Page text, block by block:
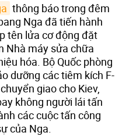
thông báo trong đêm
Nga đã tiến hành
tên lửa cơ động đặt
Nhà máy sửa chữa
hóa. Bộ Quốc phòng
dưỡng các tiêm kích F-
giao cho Kiev,
không người lái tấn
các cuộc tấn công
của Nga.